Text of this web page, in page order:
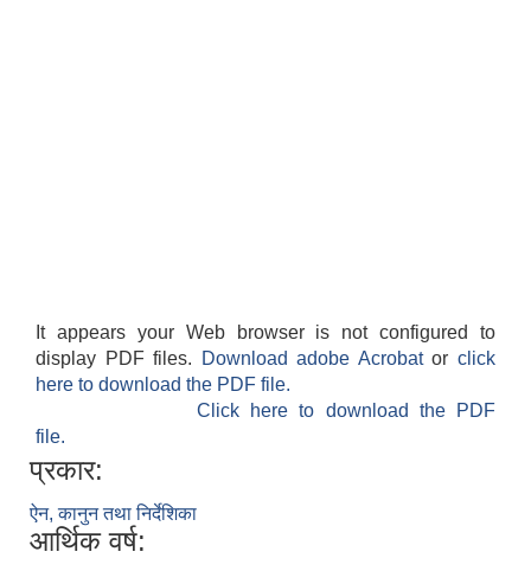
It appears your Web browser is not configured to
display PDF files.
Download adobe Acrobatorclick
here to download the PDF file.
Click here to download the PDF
file.
प्रकार:
ऐन, कानुन तथा निर्देशिका
आर्थिक वर्ष: